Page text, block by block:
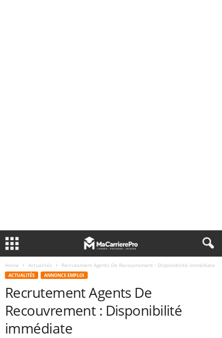
Home Actualités Recrutement Agents De Recouvrement : Disponibilité immédiate
ACTUALITÉS ANNONCE EMPLOI
Recrutement Agents De
Recouvrement : Disponibilité
immédiate